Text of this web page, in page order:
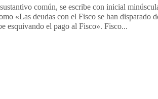
común, se escribe con inicial
«Las deudas con el Fisco se han disparado
esquivando el pago al Fisco». Fisco...